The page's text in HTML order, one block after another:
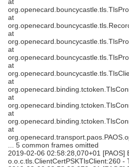
at
at
at
at
at
at
at
at
at
... 5 common frames omitted
2019-02-06 02:58:28,070+01 [PAOS]
o.o.c.tls.ClientCertPSKTlsClient:260 -